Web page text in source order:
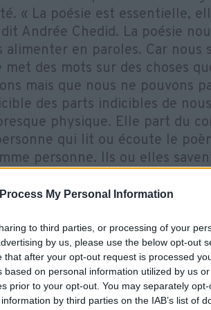
My Personal Information
to third parties, or processing of your
by us, please use the below opt-out
after your opt-out request is processed
on personal information utilized by us
prior to your opt-out. You may separately
by third parties on the IAB’s list of
« La poésie est essentielle,
Andrée Chedid. La poésie
en paroles. Car nous
des mots sur des choses
mais que nous ne pouvons
des parts indicibles de
physique. Elle part du
qui lit ou écoute le
personne. Ils ou elles
réunit 9 courts poèmes qui
personne.
Corentin m’a aidé à me
à créer du lien et les
les couloirs ou en bord de
un poème ont incité d'autres